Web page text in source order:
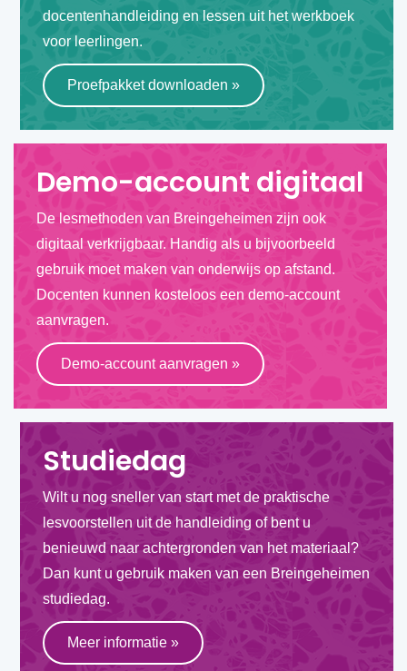
docentenhandleiding en lessen uit het werkboek
voor leerlingen.
Proefpakket downloaden »
Demo-account digitaal
De lesmethoden van Breingeheimen zijn ook
digitaal verkrijgbaar. Handig als u bijvoorbeeld
gebruik moet maken van onderwijs op afstand.
Docenten kunnen kosteloos een demo-account
aanvragen.
Demo-account aanvragen »
Studiedag
Wilt u nog sneller van start met de praktische
lesvoorstellen uit de handleiding of bent u
benieuwd naar achtergronden van het materiaal?
Dan kunt u gebruik maken van een Breingeheimen
studiedag.
Meer informatie »